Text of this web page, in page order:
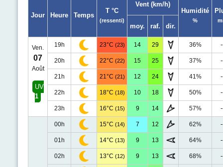
Jour Heure Temps
T °C
(ressenti)
Vent (km/h)
Humidité
%
moy. raf. dir.
Ven.
07
Août
UV
1
19h 23°C (23) 14 29 36%
20h 22°C (22) 15 25 37%
21h 21°C (21) 12 24 41%
22h 18°C (18) 10 18 50%
23h 16°C (15) 9 14 57%
00h 15°C (14) 7 12 62%
01h 14°C (13) 9 13 64%
02h 13°C (12) 9 13 68%